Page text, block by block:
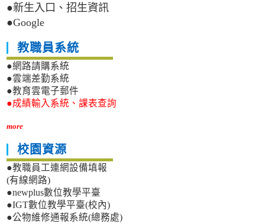
●新生入口、招生資訊
●Google
教職員系統
●網路請購系統
●雲端差勤系統
●教育雲電子郵件
●成績輸入系統、課表查詢
more
校園資源
●教職員工連網設備填報
(有線網路)
●newplus數位教學平臺
●IGT數位教學平臺(校內)
●公物維修通報系統(總務處)